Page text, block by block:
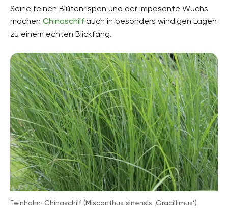
Seine feinen Blütenrispen und der imposante Wuchs
machen Chinaschilf auch in besonders windigen Lagen
zu einem echten Blickfang.
Feinhalm-Chinaschilf (Miscanthus sinensis ‚Gracillimus‘)